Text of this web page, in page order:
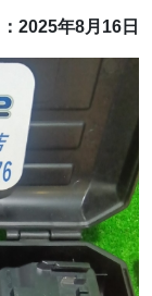
2025年8月16日